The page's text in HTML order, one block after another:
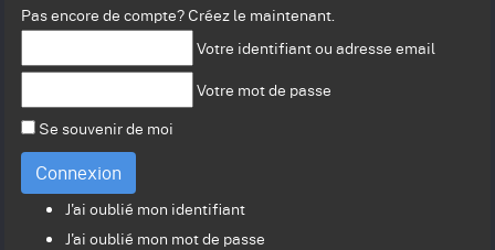
Pas encore de compte? Créez le maintenant.
Votre identifiant ou adresse email
Votre mot de passe
Se souvenir de moi
Connexion
J'ai oublié mon identifiant
J'ai oublié mon mot de passe